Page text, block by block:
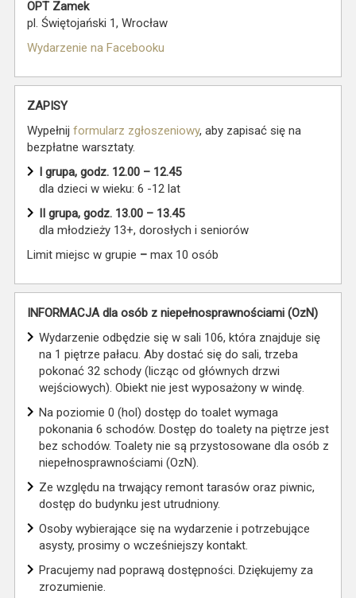
OPT Zamek
pl. Świętojański 1, Wrocław
Wydarzenie na Facebooku
ZAPISY
Wypełnij formularz zgłoszeniowy, aby zapisać się na
bezpłatne warsztaty.
I grupa, godz. 12.00 – 12.45
dla dzieci w wieku: 6 -12 lat
II grupa, godz. 13.00 – 13.45
dla młodzieży 13+, dorosłych i seniorów
Limit miejsc w grupie – max 10 osób
INFORMACJA dla osób z niepełnosprawnościami (OzN)
Wydarzenie odbędzie się w sali 106, która znajduje się
na 1 piętrze pałacu. Aby dostać się do sali, trzeba
pokonać 32 schody (licząc od głównych drzwi
wejściowych). Obiekt nie jest wyposażony w windę.
Na poziomie 0 (hol) dostęp do toalet wymaga
pokonania 6 schodów. Dostęp do toalety na piętrze jest
bez schodów. Toalety nie są przystosowane dla osób z
niepełnosprawnościami (OzN).
Ze względu na trwający remont tarasów oraz piwnic,
dostęp do budynku jest utrudniony.
Osoby wybierające się na wydarzenie i potrzebujące
asysty, prosimy o wcześniejszy kontakt.
Pracujemy nad poprawą dostępności. Dziękujemy za
zrozumienie.